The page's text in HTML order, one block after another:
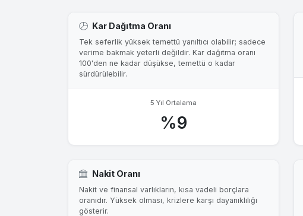
Kar Dağıtma Oranı
Tek seferlik yüksek temettü yanıltıcı olabilir; sadece
verime bakmak yeterli değildir. Kar dağıtma oranı
100'den ne kadar düşükse, temettü o kadar
sürdürülebilir.
5 Yıl Ortalama
%9
Nakit Oranı
Nakit ve finansal varlıkların, kısa vadeli borçlara
oranıdır. Yüksek olması, krizlere karşı dayanıklılığı
gösterir.